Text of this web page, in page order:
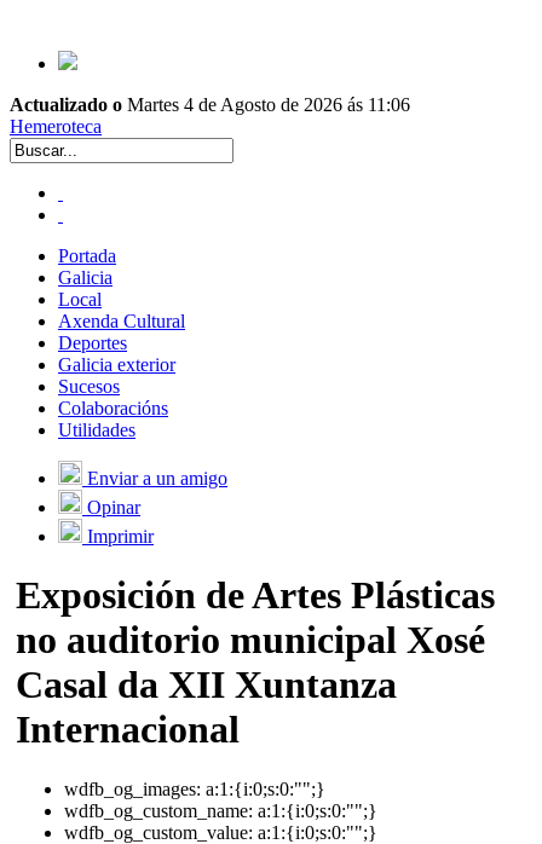
Actualizado o Martes 4 de Agosto de 2026 ás 11:06
Hemeroteca
Portada
Galicia
Local
Axenda Cultural
Deportes
Galicia exterior
Sucesos
Colaboracións
Utilidades
Enviar a un amigo
Opinar
Imprimir
Exposición de Artes Plásticas
no auditorio municipal Xosé
Casal da XII Xuntanza
Internacional
wdfb_og_images: a:1:{i:0;s:0:"";}
wdfb_og_custom_name: a:1:{i:0;s:0:"";}
wdfb_og_custom_value: a:1:{i:0;s:0:"";}